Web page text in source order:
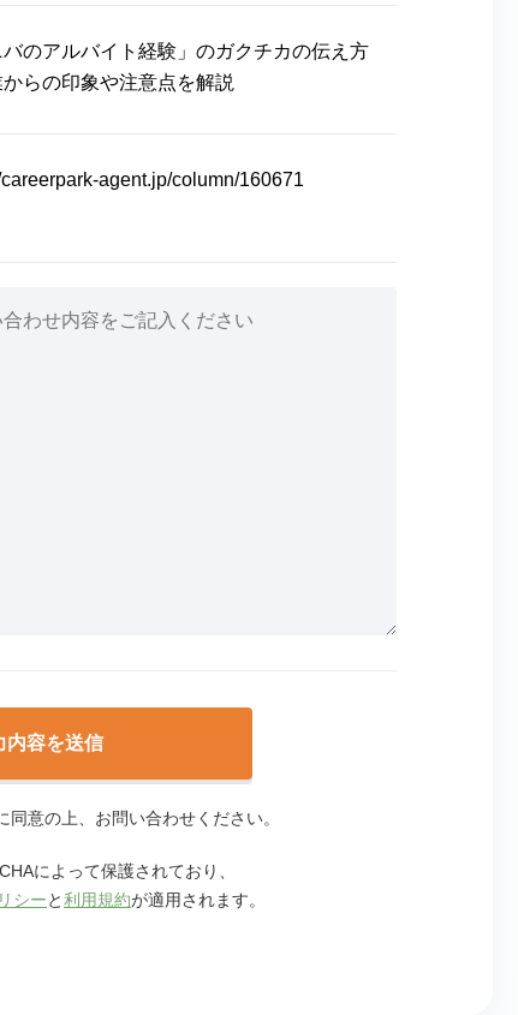
同意の上、お問い合わせください。
によって保護されており、
シーと利用規約が適用されます。